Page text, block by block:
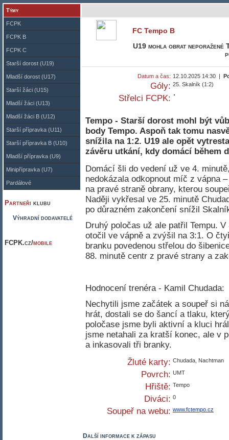
Týmy
FCPK
FCPK B
FCPK C
Starší dorost (U19)
Mladší dorost (U17)
Starší žáci (U15)
Mladší žáci (U13)
Mladší žáci B (U12)
Starší přípravka (U11)
Starší přípravka B (U10)
Mladší přípravka (U9)
Minipřípravka (U7)
Pardálové
Partneři klubu
Výhradní dodavatelé
FCPK.cz/mobile
FC Tempo B
U19 mohla obrat neporažené
Datum a čas: 12.10.2025 14:30 |
Góly: 25. Skalník (1:2)
Střelci FCPK:
Tempo - Starší dorost mohl být
body Tempo. Aspoň tak tomu
snížila na 1:2. U19 ale opět
závěru utkání, kdy domácí během
Domácí šli do vedení už ve 4.
nedokázala odkopnout míč z vápna
na pravé straně obrany, kterou
Naději vykřesal ve 25. minutě
po důrazném zakončení snížil
Druhý poločas už ale patřil Tempu.
otočil ve vápně a zvýšil na 3:1. O
branku povedenou střelou do
88. minutě centr z pravé strany a
Hodnocení trenéra - Kamil Chudada:
Nechytili jsme začátek a soupeř si
hrát, dostali se do šancí a tlaku,
poločase jsme byli aktivní a kluci
jsme netahali za kratší konec, ale v
a inkasovali tři branky.
Žluté karty: Chudada, Nachtman
Povrch: UMT
Hřiště: Tempo
Diváci: 0
Soupeř na webu: www.fctempo.cz
Další informace k zápasu